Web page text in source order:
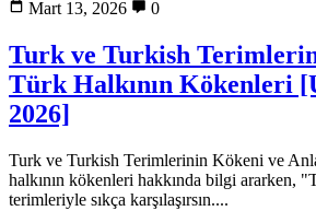
Mart 13, 2026 0
Turk ve Turkish
Türk Halkının Kökenleri
2026]
Turk ve Turkish Terimlerinin Kökeni ve
halkının kökenleri hakkında bilgi ararken,
terimleriyle sıkça karşılaşırsın....